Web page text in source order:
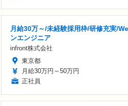
月給30万～/未経験採用枠/研修充実/
ンエンジニア
infront株式会社
東京都
月給30万円～50万円
正社員